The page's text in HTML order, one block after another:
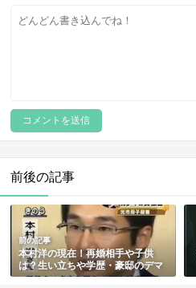
前後の記事
前の記事
本村洋の現在！再婚相手や子供
は？生い立ちや学歴・豪邸のデマ
も総まとめ【光市母子殺害事件の